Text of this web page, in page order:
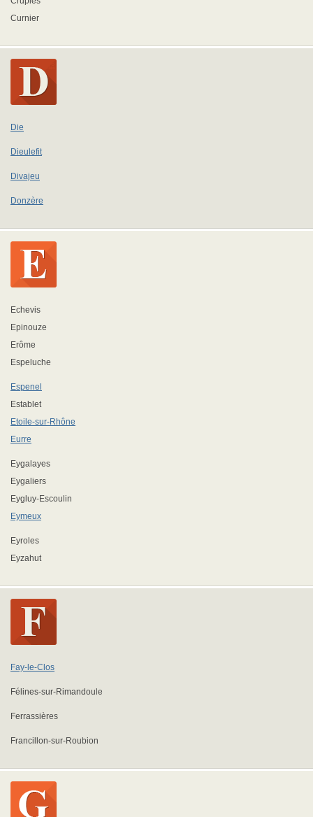
Curnier
Die
Dieulefit
Divajeu
Donzère
Echevis
Epinouze
Erôme
Espeluche
Espenel
Establet
Etoile-sur-Rhône
Eurre
Eygalayes
Eygaliers
Eygluy-Escoulin
Eymeux
Eyroles
Eyzahut
Fay-le-Clos
Félines-sur-Rimandoule
Ferrassières
Francillon-sur-Roubion